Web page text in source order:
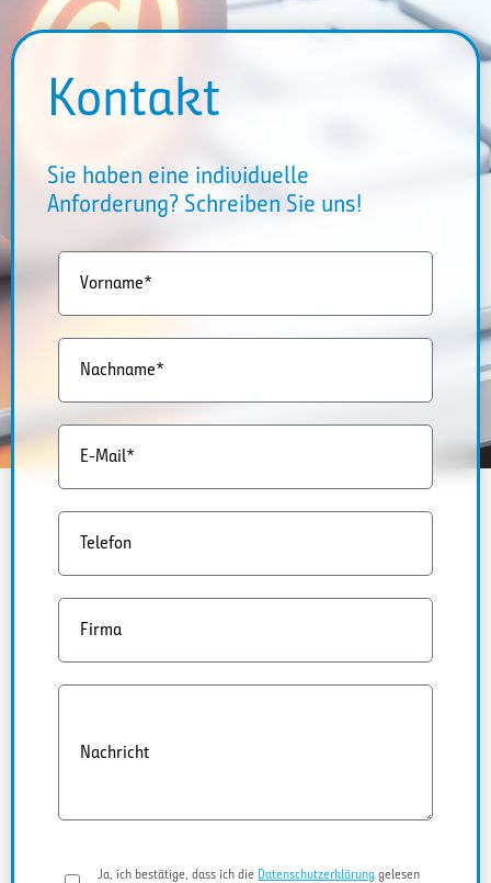
Kontakt
Sie haben eine individuelle
Anforderung? Schreiben Sie uns!
Vorname*
Nachname*
E-Mail*
Telefon
Firma
Nachricht
Ja, ich bestätige, dass ich die Datenschutzerklärung gelesen